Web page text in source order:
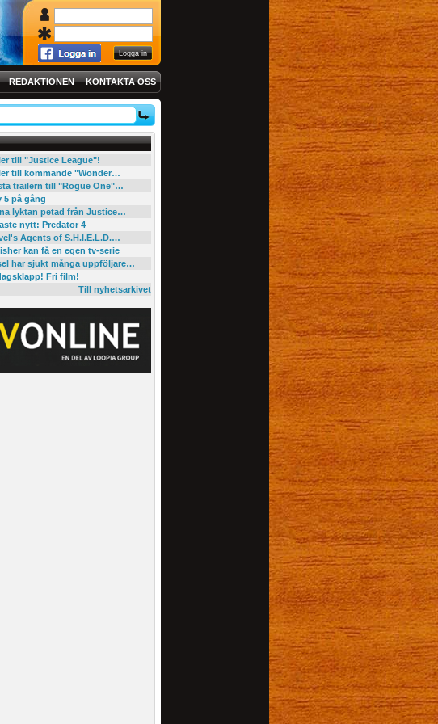
REDAKTIONEN KONTAKTA OSS
till "Justice League"!
till kommande "Wonder…
trailern till "Rogue One"…
5 på gång
lyktan petad från Justice…
nytt: Predator 4
Agents of S.H.I.E.L.D.…
kan få en egen tv-serie
har sjukt många uppföljare…
Fri film!
Till nyhetsarkivet